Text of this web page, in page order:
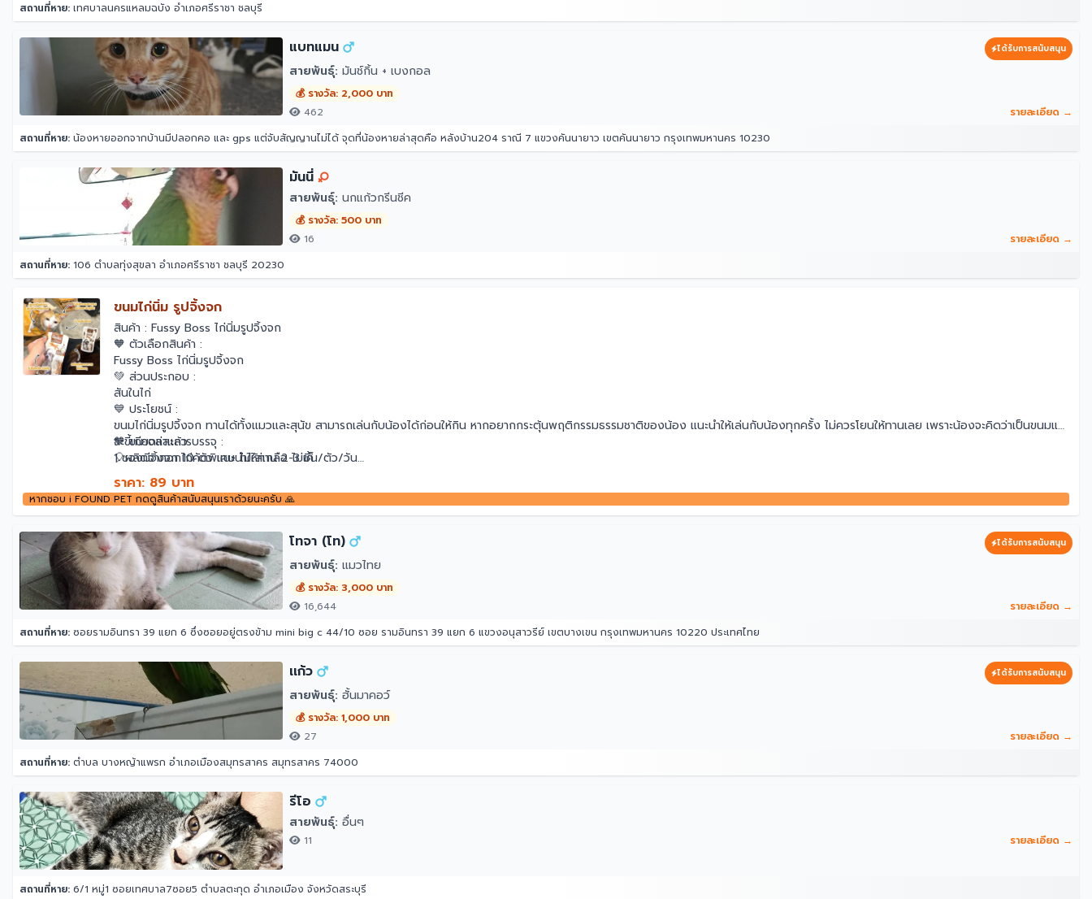
สถานที่หาย: เทศบาลนครแหลมฉบัง อำเภอศรีราชา ชลบุรี
แบทแมน ได้รับการสนับสนุน
สายพันธุ์: มันช์กิ้น + เบงกอล
💰 รางวัล: 2,000 บาท
462
รายละเอียด →
สถานที่หาย: น้องหายออกจากบ้านมีปลอกคอ และ gps แต่จับสัญญานไม่ได้ จุดที่น้องหายล่าสุดคือ หลังบ้าน204 ราณี 7 แขวงคันนายาว เขตคันนายาว กรุงเทพมหานคร 10230
มันนี่
สายพันธุ์: นกแก้วกรีนชีค
💰 รางวัล: 500 บาท
16
รายละเอียด →
สถานที่หาย: 106 ตำบลทุ่งสุขลา อำเภอศรีราชา ชลบุรี 20230
ขนมไก่นิ่ม รูปจิ้งจก
สินค้า : Fussy Boss ไก่นิ่มรูปจิ้งจก
🧡 ตัวเลือกสินค้า :
Fussy Boss ไก่นิ่มรูปจิ้งจก
💚 ส่วนประกอบ :
สันในไก่
💙 ประโยชน์ :
ขนมไก่นิ่มรูปจิ้งจก ทานได้ทั้งแมวและสุนัข สามารถเล่นกับน้องได้ก่อนให้กิน หากอยากกระตุ้นพฤติกรรมธรรมชาติของน้อง แนะนำให้เล่นกับน้องทุกครั้ง ไม่ควรโยนให้ทานเลย เพราะน้องจะคิดว่าเป็นขนมและ
จะขี้เกียจล่าแล้ว
🎈ผลิตจากอกไก่คัดพิเศษ ไม่ใส่เกลือ ไม่เค็
❌️ไม่มีส่วนผสมของแป้งและธัญพืช
🎈 มีโอเมก้า 3 สูงจากน้ำมันปลา ช่วยบำรุงสุขภาพหลายระบบ ทั้งผิวหนัง ไต หัวใจ สมอง
🎈 มีกลีเซอรีน ช่วยลดอาการท้องผูก
🧡 ขนาดและการบรรจุ :
1 ซองมีจิ้งจก 10 ตัว แนะนำให้ทาน 2-3 ชิ้น/ตัว/วัน
หลังเปิดซองเก็บได้ 7 วันที่อุณหภูมิปกติ
ราคา: 89 บาท
หากชอบ i FOUND PET กดดูสินค้าสนับสนุนเราด้วยนะครับ 🙏
โทจา (โท) ได้รับการสนับสนุน
สายพันธุ์: แมวไทย
💰 รางวัล: 3,000 บาท
16,644
รายละเอียด →
สถานที่หาย: ซอยรามอินทรา 39 แยก 6 ซึ่งซอยอยู่ตรงข้าม mini big c 44/10 ซอย รามอินทรา 39 แยก 6 แขวงอนุสาวรีย์ เขตบางเขน กรุงเทพมหานคร 10220 ประเทศไทย
เเก้ว ได้รับการสนับสนุน
สายพันธุ์: ฮั้นมาคอว์
💰 รางวัล: 1,000 บาท
27
รายละเอียด →
สถานที่หาย: ตำบล บางหญ้าแพรก อำเภอเมืองสมุทรสาคร สมุทรสาคร 74000
รีโอ
สายพันธุ์: อื่นๆ
11 รายละเอียด →
สถานที่หาย: 6/1 หมู่1 ซอยเทศบาล7ซอย5 ตำบลตะกุด อำเภอเมือง จังหวัดสระบุรี